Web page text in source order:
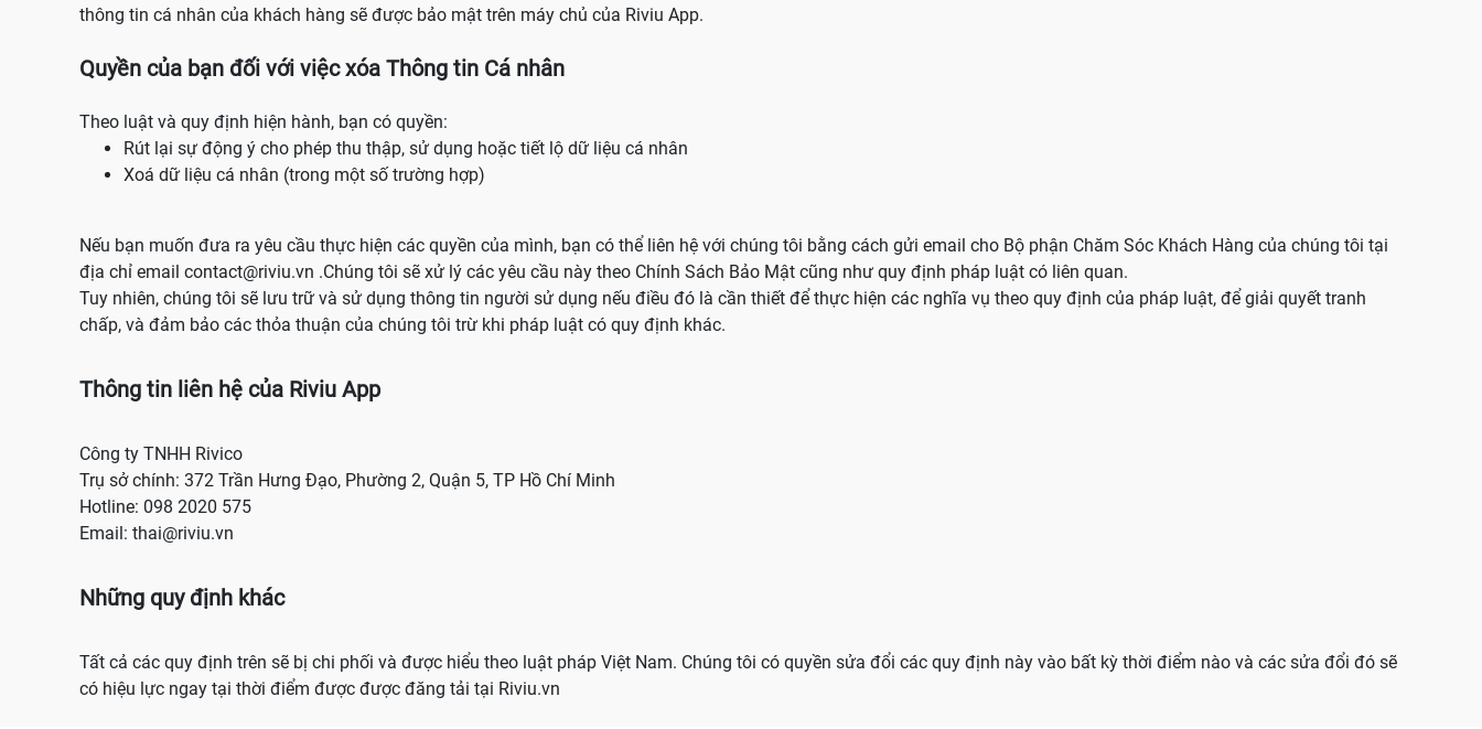
thông tin cá nhân của khách hàng sẽ được bảo mật trên máy chủ của Riviu App.
Quyền của bạn đối với việc xóa Thông tin Cá nhân
Theo luật và quy định hiện hành, bạn có quyền:
Rút lại sự động ý cho phép thu thập, sử dụng hoặc tiết lộ dữ liệu cá nhân
Xoá dữ liệu cá nhân (trong một số trường hợp)
Nếu bạn muốn đưa ra yêu cầu thực hiện các quyền của mình, bạn có thể liên hệ với chúng tôi bằng cách gửi email cho Bộ phận Chăm Sóc Khách Hàng của chúng tôi tại
địa chỉ email contact@riviu.vn .Chúng tôi sẽ xử lý các yêu cầu này theo Chính Sách Bảo Mật cũng như quy định pháp luật có liên quan.
Tuy nhiên, chúng tôi sẽ lưu trữ và sử dụng thông tin người sử dụng nếu điều đó là cần thiết để thực hiện các nghĩa vụ theo quy định của pháp luật, để giải quyết tranh
chấp, và đảm bảo các thỏa thuận của chúng tôi trừ khi pháp luật có quy định khác.
Thông tin liên hệ của Riviu App
Công ty TNHH Rivico
Trụ sở chính: 372 Trần Hưng Đạo, Phường 2, Quận 5, TP Hồ Chí Minh
Hotline: 098 2020 575
Email: thai@riviu.vn
Những quy định khác
Tất cả các quy định trên sẽ bị chi phối và được hiểu theo luật pháp Việt Nam. Chúng tôi có quyền sửa đổi các quy định này vào bất kỳ thời điểm nào và các sửa đổi đó sẽ
có hiệu lực ngay tại thời điểm được được đăng tải tại Riviu.vn